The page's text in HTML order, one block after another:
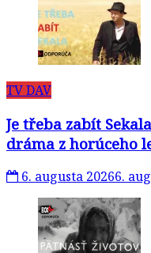
TV DAV
Je třeba zabít
dráma z horúceho
6. augusta 20266.